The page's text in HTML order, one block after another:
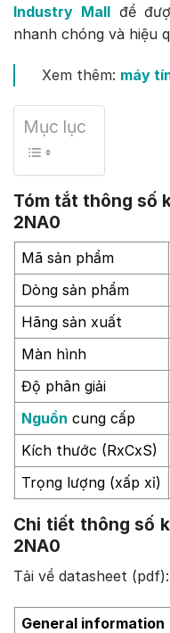
Industry Mallđể
nhanh chóng và hiệu
Xem thêm: máy
Mục lục
Tóm tắt thông số
2NA0
Mã sản phẩm
Dòng sản phẩm
Hãng sản xuất
Màn hình
Độ phân giải
Nguồn cung cấp
Kích thước (RxCxS)
Trọng lượng (xấp xỉ)
Chi tiết thông số
2NA0
Tải về datasheet (pdf):
General information